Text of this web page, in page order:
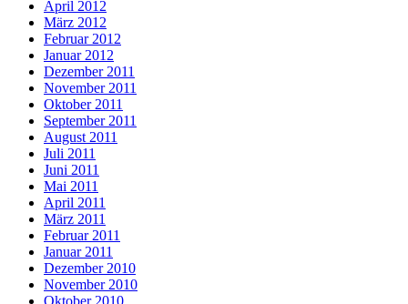
April 2012
März 2012
Februar 2012
Januar 2012
Dezember 2011
November 2011
Oktober 2011
September 2011
August 2011
Juli 2011
Juni 2011
Mai 2011
April 2011
März 2011
Februar 2011
Januar 2011
Dezember 2010
November 2010